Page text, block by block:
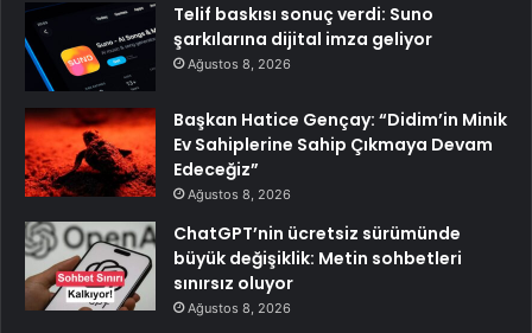
Telif baskısı sonuç verdi: Suno
şarkılarına dijital imza geliyor
Ağustos 8, 2026
Başkan Hatice Gençay: “Didim’in Minik
Ev Sahiplerine Sahip Çıkmaya Devam
Edeceğiz”
Ağustos 8, 2026
ChatGPT’nin ücretsiz sürümünde
büyük değişiklik: Metin sohbetleri
sınırsız oluyor
Ağustos 8, 2026